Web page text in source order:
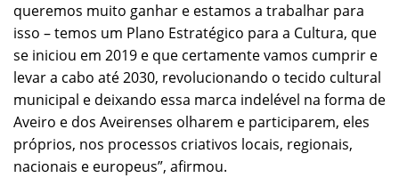
queremos muito ganhar e estamos a trabalhar para
isso – temos um Plano Estratégico para a Cultura, que
se iniciou em 2019 e que certamente vamos cumprir e
levar a cabo até 2030, revolucionando o tecido cultural
municipal e deixando essa marca indelével na forma de
Aveiro e dos Aveirenses olharem e participarem, eles
próprios, nos processos criativos locais, regionais,
nacionais e europeus”, afirmou.